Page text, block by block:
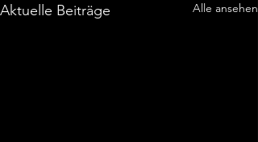
Aktuelle Beiträge Alle ansehen